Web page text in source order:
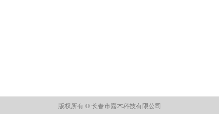
版权所有 © 长春市嘉木科技有限公司